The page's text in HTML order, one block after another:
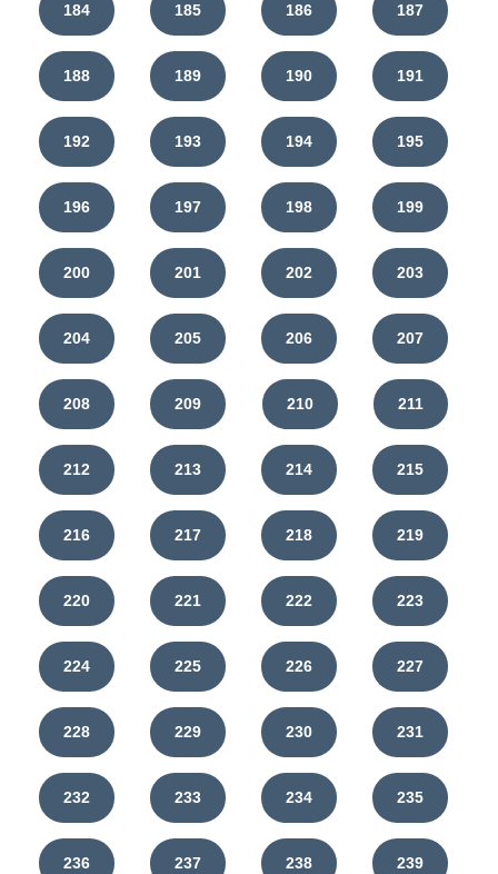
184 185 186 187
188 189 190 191
192 193 194 195
196 197 198 199
200 201 202 203
204 205 206 207
208 209 210 211
212 213 214 215
216 217 218 219
220 221 222 223
224 225 226 227
228 229 230 231
232 233 234 235
236 237 238 239